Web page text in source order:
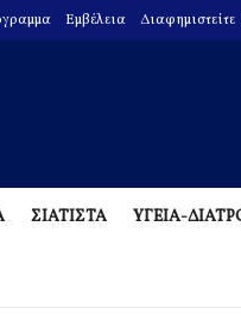
Εμβέλεια Διαφημιστείτε
ΣΙΑΤΙΣΤΑ ΥΓΕΙΑ-